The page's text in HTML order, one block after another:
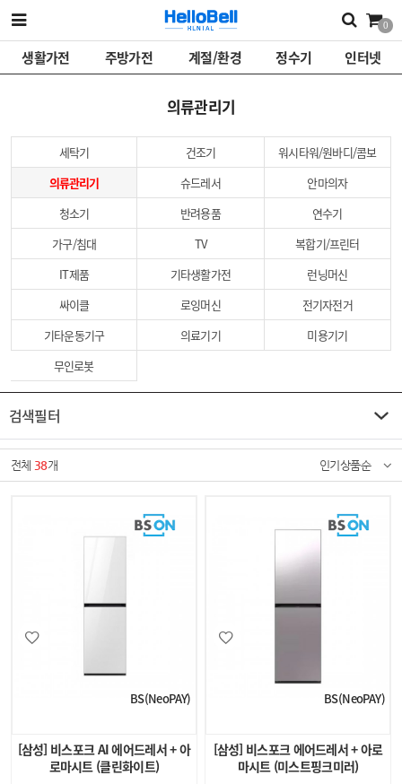
0
생활가전 주방가전 계절/환경 정수기 인터넷
의류관리기
세탁기 건조기
워시타워/원바디/콤보
의류관리기
슈드레서
안마의자
청소기
반려용품
연수기
가구/침대
TV
복합기/프린터
IT제품
기타생활가전
런닝머신
싸이클
로잉머신
전기자전거
기타운동기구
의료기기
미용기기
무인로봇
검색필터
전체 38개 인기상품순
BS(NeoPAY)
[삼성] 비스포크 AI 에어드레서 + 아
로마시트 (클린화이트)
BS(NeoPAY)
[삼성] 비스포크 에어드레서 + 아로
마시트 (미스트핑크미러)